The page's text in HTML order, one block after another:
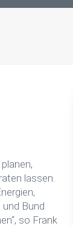
lassen.
Bund
so Frank